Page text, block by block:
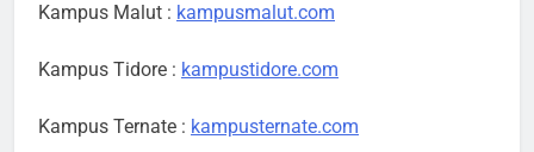
Kampus Malut : kampusmalut.com
Kampus Tidore : kampustidore.com
Kampus Ternate : kampusternate.com